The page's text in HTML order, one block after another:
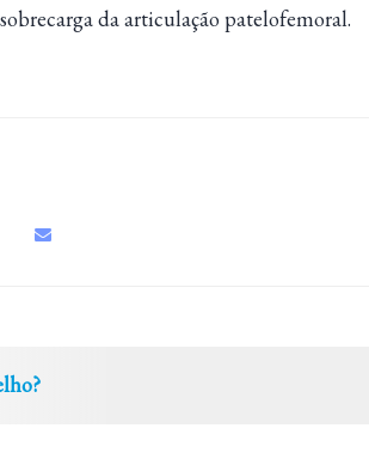
da articulação patelofemoral.